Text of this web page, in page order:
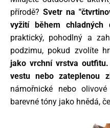
přírodě? Svetr na
vyžití během
praktický, pohodlný a
podzimu, pokud zvolíte
jako vrchní vrstva outfitu.
vestu nebo zateplenou
námořnické nebo
barevné tóny jako hnědá,